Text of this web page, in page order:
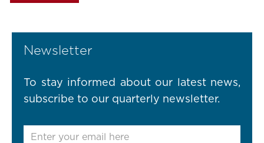
Newsletter
To stay informed about our latest news,
subscribe to our quarterly newsletter.